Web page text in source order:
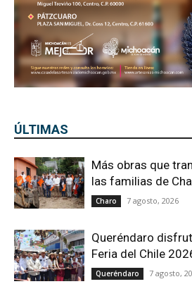
ÚLTIMAS
Más obras que
las familias de
Charo 7 agosto, 2026
Queréndaro
Feria del Chile
Queréndaro 7 agosto,